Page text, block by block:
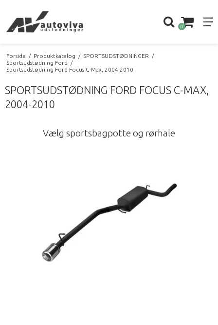
0
Forside / Produktkatalog / SPORTSUDSTØDNINGER
/
Sportsudstødning Ford
/
Sportsudstødning Ford Focus C-Max, 2004-2010
SPORTSUDSTØDNING FORD FOCUS C-MAX,
2004-2010
Vælg sportsbagpotte og rørhale